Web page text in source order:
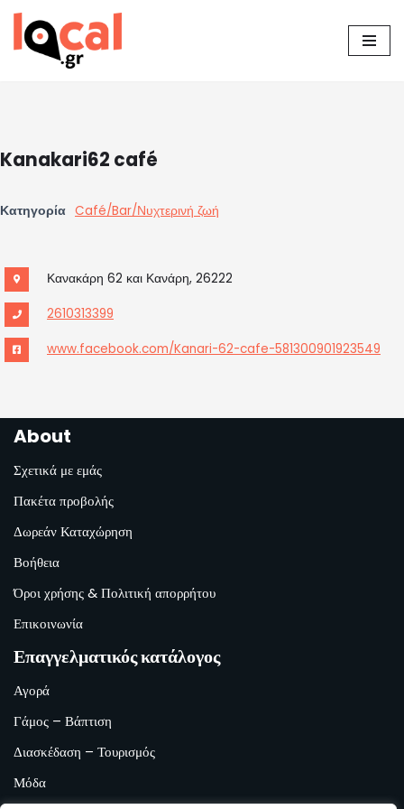
Μεταπηδήστε
Kanakari62 café
Κατηγορία Café/Bar/Νυχτερινή ζωή
Κανακάρη 62 και Κανάρη, 26222
2610313399
www.facebook.com/Kanari-62-cafe-581300901923549
About
Σχετικά με εμάς
Πακέτα προβολής
Δωρεάν Καταχώρηση
Βοήθεια
Όροι χρήσης & Πολιτική απορρήτου
Επικοινωνία
Επαγγελματικός κατάλογος
Αγορά
Γάμος – Βάπτιση
Διασκέδαση – Τουρισμός
Μόδα